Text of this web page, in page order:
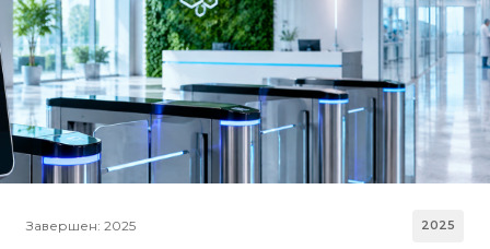
Завершен: 2025 2025